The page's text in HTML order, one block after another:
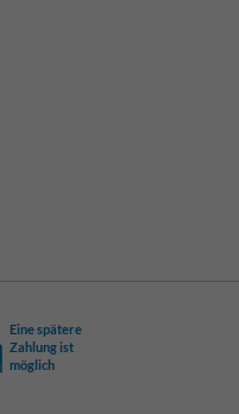
Eine spätere
Zahlung ist
möglich